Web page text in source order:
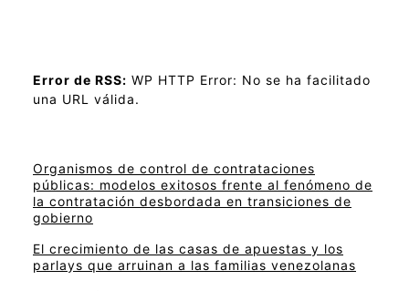
Error de RSS: WP HTTP Error: No se ha facilitado
una URL válida.
Organismos de control de contrataciones
públicas: modelos exitosos frente al fenómeno de
la contratación desbordada en transiciones de
gobierno
El crecimiento de las casas de apuestas y los
parlays que arruinan a las familias venezolanas